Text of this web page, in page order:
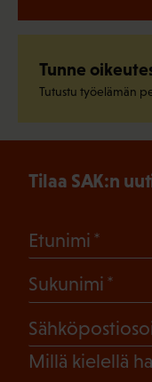
Tunne
Tutustu työelämän
Tilaa SAK:n
Etunimi
Sukunimi
Millä kielellä